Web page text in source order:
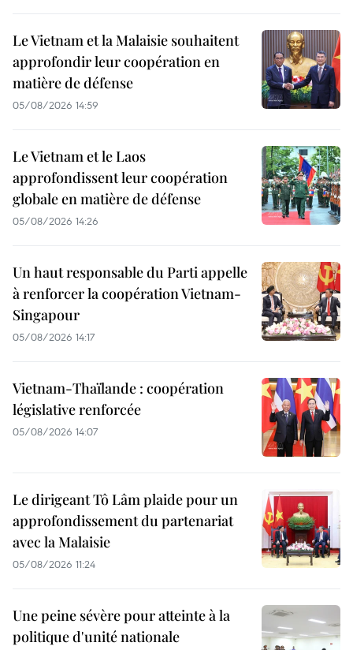
Le Vietnam et la Malaisie souhaitent
approfondir leur coopération en
matière de défense
05/08/2026 14:59
Le Vietnam et le Laos
approfondissent leur coopération
globale en matière de défense
05/08/2026 14:26
Un haut responsable du Parti appelle
à renforcer la coopération Vietnam-
Singapour
05/08/2026 14:17
Vietnam-Thaïlande : coopération
législative renforcée
05/08/2026 14:07
Le dirigeant Tô Lâm plaide pour un
approfondissement du partenariat
avec la Malaisie
05/08/2026 11:24
Une peine sévère pour atteinte à la
politique d'unité nationale